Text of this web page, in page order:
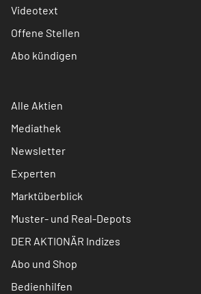
Videotext
Offene Stellen
Abo kündigen
Alle Aktien
Mediathek
Newsletter
Experten
Marktüberblick
Muster- und Real-Depots
DER AKTIONÄR Indizes
Abo und Shop
Bedienhilfen